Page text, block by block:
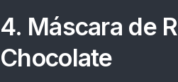
4. Máscara de
Chocolate